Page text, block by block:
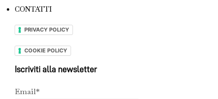
CONTATTI
PRIVACY POLICY
COOKIE POLICY
Iscriviti alla newsletter
Email*